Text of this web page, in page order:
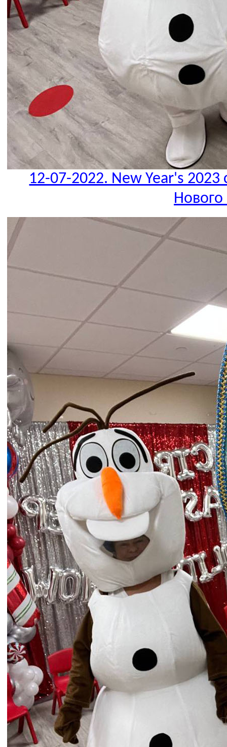
12-07-2022. New Year's
Нового